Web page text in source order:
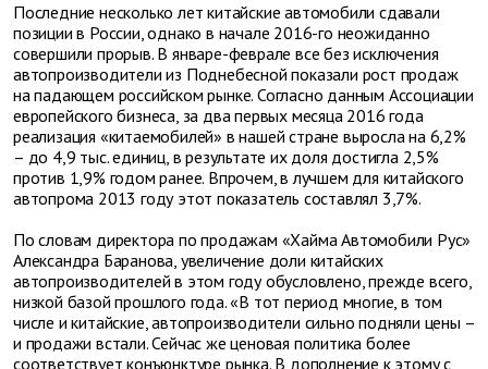
Последние несколько лет китайские автомобили сдавали
позиции в России, однако в начале 2016-го неожиданно
совершили прорыв. В январе-феврале все без исключения
автопроизводители из Поднебесной показали рост продаж
на падающем российском рынке. Согласно данным Ассоциации
европейского бизнеса, за два первых месяца 2016 года
реализация «китаемобилей» в нашей стране выросла на 6,2%
– до 4,9 тыс. единиц, в результате их доля достигла 2,5%
против 1,9% годом ранее. Впрочем, в лучшем для китайского
автопрома 2013 году этот показатель составлял 3,7%.
По словам директора по продажам «Хайма Автомобили Рус»
Александра Баранова, увеличение доли китайских
автопроизводителей в этом году обусловлено, прежде всего,
низкой базой прошлого года. «В тот период многие, в том
числе и китайские, автопроизводители сильно подняли цены –
и продажи встали. Сейчас же ценовая политика более
соответствует конъюнктуре рынка. В дополнение к этому с